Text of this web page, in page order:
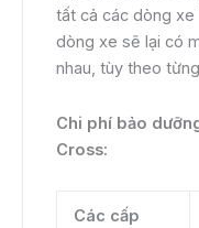
tất cả các dòng
dòng xe sẽ lại có
nhau, tùy theo
Chi phí bảo
Cross:
Các cấp